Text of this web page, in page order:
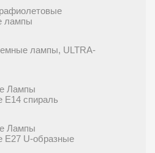
лампы
лампы, ULTRA-
Лампы
E14 спираль
Лампы
E27 U-образные